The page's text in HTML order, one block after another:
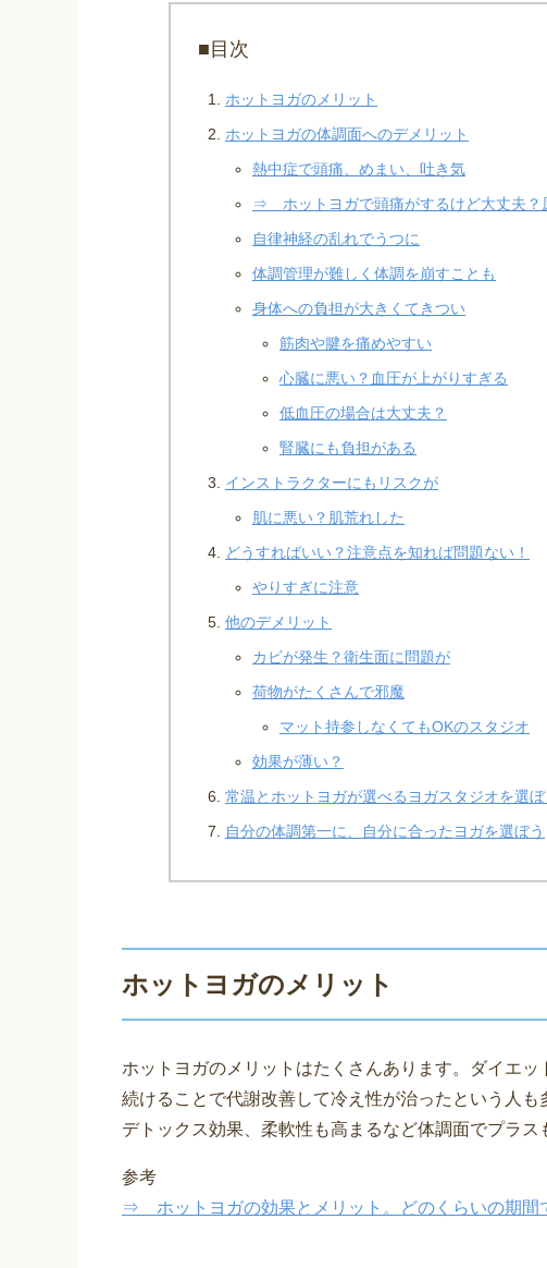
■目次
ホットヨガのメリット
ホットヨガの体調面へのデメリット
熱中症で頭痛、めまい、吐き気
⇒ ホットヨガで頭痛がするけど大丈夫？
自律神経の乱れでうつに
体調管理が難しく体調を崩すことも
身体への負担が大きくてきつい
筋肉や腱を痛めやすい
心臓に悪い？血圧が上がりすぎる
低血圧の場合は大丈夫？
腎臓にも負担がある
インストラクターにもリスクが
肌に悪い？肌荒れした
どうすればいい？注意点を知れば問題ない！
やりすぎに注意
他のデメリット
カビが発生？衛生面に問題が
荷物がたくさんで邪魔
マット持参しなくてもOKのスタジオ
効果が薄い？
常温とホットヨガが選べるヨガスタジオを選ぼ
自分の体調第一に、自分に合ったヨガを選ぼう
ホットヨガのメリット
ホットヨガのメリットはたくさんあります。ダイエッ
続けることで代謝改善して冷え性が治ったという人
デトックス効果、柔軟性も高まるなど体調面でプラス
参考
⇒ ホットヨガの効果とメリット。どのくらいの期間